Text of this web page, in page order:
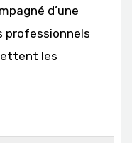
d’une
professionnels
les